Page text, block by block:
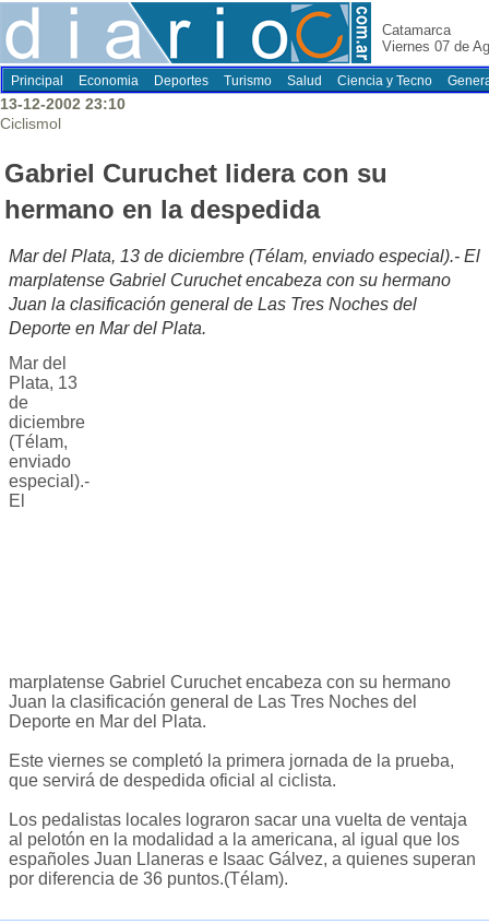
Catamarca
Viernes 07 de
Principal Economia Deportes Turismo Salud Ciencia y Tecno
13-12-2002 23:10
Ciclismol
Gabriel Curuchet lidera con su
hermano en la despedida
Mar del Plata, 13 de diciembre (Télam, enviado especial).- El
marplatense Gabriel Curuchet encabeza con su hermano
Juan la clasificación general de Las Tres Noches del
Deporte en Mar del Plata.
Mar del
Plata, 13
de
diciembre
(Télam,
enviado
especial).-
El
marplatense Gabriel Curuchet encabeza con su hermano
Juan la clasificación general de Las Tres Noches del
Deporte en Mar del Plata.
Este viernes se completó la primera jornada de la prueba,
que servirá de despedida oficial al ciclista.
Los pedalistas locales lograron sacar una vuelta de ventaja
al pelotón en la modalidad a la americana, al igual que los
españoles Juan Llaneras e Isaac Gálvez, a quienes superan
por diferencia de 36 puntos.(Télam).